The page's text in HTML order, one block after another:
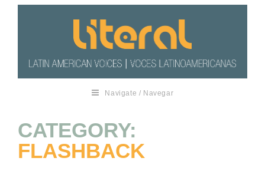
Navigate / Navegar
CATEGORY:
FLASHBACK